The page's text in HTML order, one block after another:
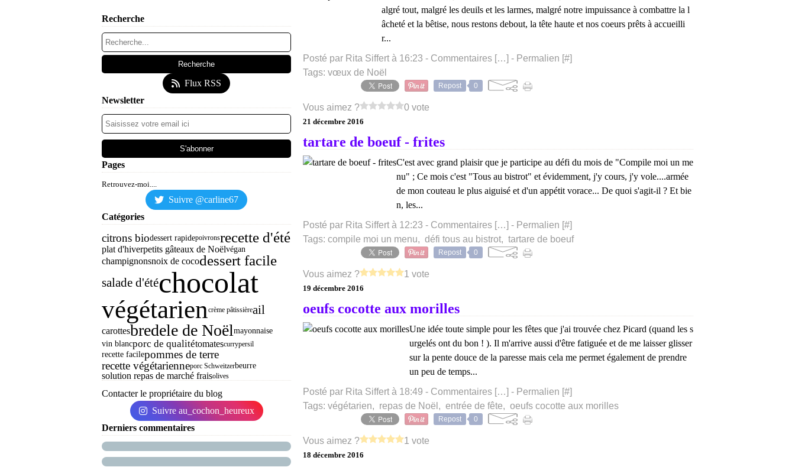
Recherche
Flux RSS
Newsletter
Pages
Retrouvez-moi....
Suivre @carline67
Catégories
citrons biodessert rapidepoivronsrecette d'été
plat d'hiverpetits gâteaux de Noëlvégan
champignonsnoix de cocodessert facile
salade d'étéchocolat
végétariencrème pâtissièreail
carottesbredele de Noël mayonnaise
vin blancporc de qualitétomatescurrypersil
recette facilepommes de terre
recette végétarienneporc Schweitzerbeurre
solution repas de marché fraisolives
Contacter le propriétaire du blog
Suivre au_cochon_heureux
Derniers commentaires
algré tout, malgré les deuils et les larmes, malgré notre impuissance à combattre la l
âcheté et la bêtise, nous restons debout, la tête haute et nos coeurs prêts à accueilli
r...
Posté par Rita Siffert à 16:23 - Commentaires […] - Permalien [#]
Tags: vœux de Noël
Repost 0
Vous aimez ? 0 vote
21 décembre 2016
tartare de boeuf - frites
C'est avec grand plaisir que je participe au défi du mois de "Compile moi un me
nu" ; Ce mois c'est "Tous au bistrot" et évidemment, j'y cours, j'y vole....armée
de mon couteau le plus aiguisé et d'un appétit vorace... De quoi s'agit-il ? Et bie
n, les...
Posté par Rita Siffert à 12:23 - Commentaires […] - Permalien [#]
Tags: compile moi un menu, défi tous au bistrot, tartare de boeuf
Repost 0
Vous aimez ? 1 vote
19 décembre 2016
oeufs cocotte aux morilles
Une idée toute simple pour les fêtes que j'ai trouvée chez Picard (quand les s
urgelés ont du bon ! ). Il m'arrive aussi d'être fatiguée et de me laisser glisser
sur la pente douce de la paresse mais cela me permet également de prendre
un peu de temps...
Posté par Rita Siffert à 18:49 - Commentaires […] - Permalien [#]
Tags: végétarien, repas de Noël , entrée de fête, oeufs cocotte aux morilles
Repost 0
Vous aimez ? 1 vote
18 décembre 2016